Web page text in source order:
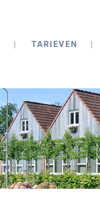
TARIEVEN